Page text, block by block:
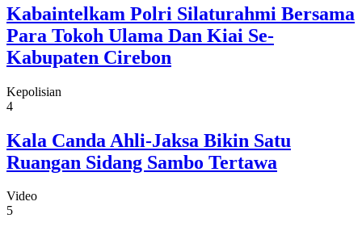
Kabaintelkam Polri Silaturahmi Bersama
Para Tokoh Ulama Dan Kiai Se-
Kabupaten Cirebon
Kepolisian
4
Kala Canda Ahli-Jaksa Bikin Satu
Ruangan Sidang Sambo Tertawa
Video
5